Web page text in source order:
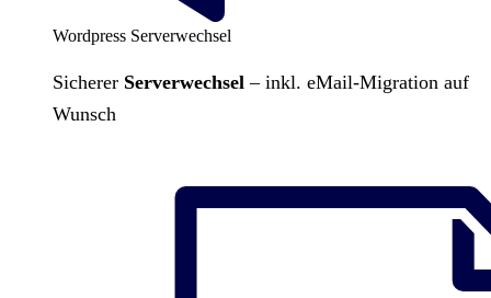
Wordpress Serverwechsel
Sicherer Serverwechsel – inkl. eMail-Migration auf
Wunsch